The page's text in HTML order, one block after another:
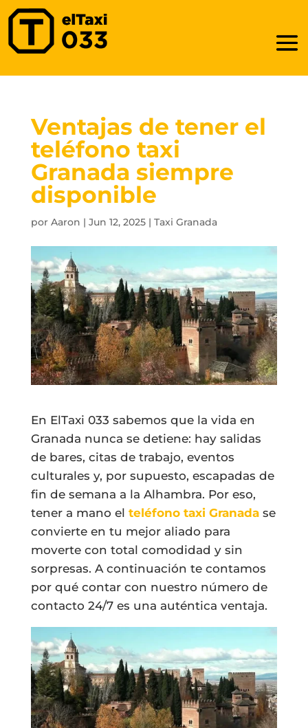
Ventajas de tener el
teléfono taxi
Granada siempre
disponible
por Aaron | Jun 12, 2025| Taxi Granada
En ElTaxi 033 sabemos que la vida en
Granada nunca se detiene: hay salidas
de bares, citas de trabajo, eventos
culturales y, por supuesto, escapadas de
fin de semana a la Alhambra. Por eso,
tener a mano el teléfono taxi Granadase
convierte en tu mejor aliado para
moverte con total comodidad y sin
sorpresas. A continuación te contamos
por qué contar con nuestro número de
contacto 24/7 es una auténtica ventaja.